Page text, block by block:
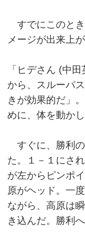
すでにこのと
メージが出来上
「ヒデさん (中
から、スルーパ
きが効果的だ」
めに、体を動かし
すぐに、勝利
た。１－１にさ
が左からピンポ
原がヘッド。一
ながら、高原は
き込んだ。勝利